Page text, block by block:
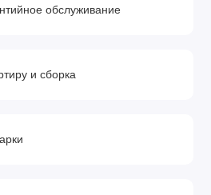
обслуживание
и сборка